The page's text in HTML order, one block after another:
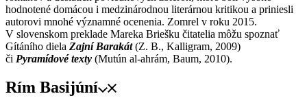
hodnotené domácou i medzinárodnou literárnou kritikou a priniesli
autorovi mnohé významné ocenenia. Zomrel v roku 2015.
V slovenskom preklade Mareka Briešku čitatelia môžu spoznať
Gítáního diela Zajní Barakát(Z. B., Kalligram, 2009)
či Pyramídové texty (Mutún al-ahrám, Baum, 2010).
Rím Basijúní